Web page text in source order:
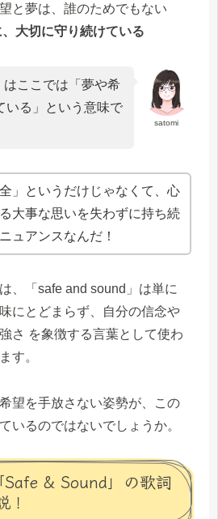
と夢は、誰のためでもない
大切に守り続けている
satomi
はここでは「夢や希
いる」という意味で
」というだけじゃなくて、心
大事な思いを失わずに持ち続
ュアンスなんだ！
、「safe and sound」は単に
にとどまらず、自分の信念や
さ を象徴する言葉として使わ
す。
望を手放さない姿勢が、この
いるのではないでしょうか。
& Sound」の歌詞
！